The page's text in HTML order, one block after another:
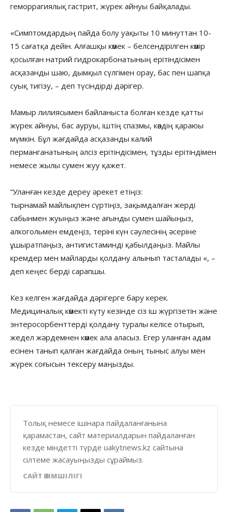
геморрагиялық гастрит, жүрек айнуы байқалады.
«Симптомдардың пайда болу уақыты 10 минуттан 10-
15 сағатқа дейін. Алғашқы көмек – белсендірілген көмір
қосылған натрий гидрокарбонатының ерітіндісімен
асқазанды шаю, дымқыл сүлгімен орау, бас пен шапқа
суық тигізу, – деп түсіндірді дәрігер.
Мамыр лилиясымен байланыста болған кезде қатты
жүрек айнуы, бас ауруы, іштің спазмы, көздің қараюы
мүмкін. Бұл жағдайда асқазанды калий
перманганатының әлсіз ерітіндісімен, тұзды ерітіндімен
немесе жылы сумен жуу қажет.
“Уланған кезде дереу әрекет етіңіз:
тырнамай майлықпен сүртіңіз, зақымдалған жерді
сабынмен жуыңыз және ағынды сумен шайыңыз,
алкогольмен емдеңіз, теріні күн сәулесінің әсеріне
ұшыратпаңыз, антигистаминді қабылдаңыз. Майлы
кремдер мен майларды қолдану алынып тасталады «, –
деп кеңес берді сарапшы.
Кез келген жағдайда дәрігерге бару керек.
Медициналық көмекті күту кезінде сіз іш жүргізетін және
энтеросорбенттерді қолдану туралы келісе отырып,
жедел жәрдемнен көмек ала аласыз. Егер уланған адам
есінен танып қалған жағдайда оның тыныс алуы мен
жүрек соғысын тексеру маңызды.
Толық немесе ішінара пайдаланғанына
қарамастан, сайт материалдарын пайдаланған
кезде міндетті түрде uakytnews.kz сайтына
сілтеме жасауыңызды сұраймыз.
САЙТ ӘКІМШІЛІГІ